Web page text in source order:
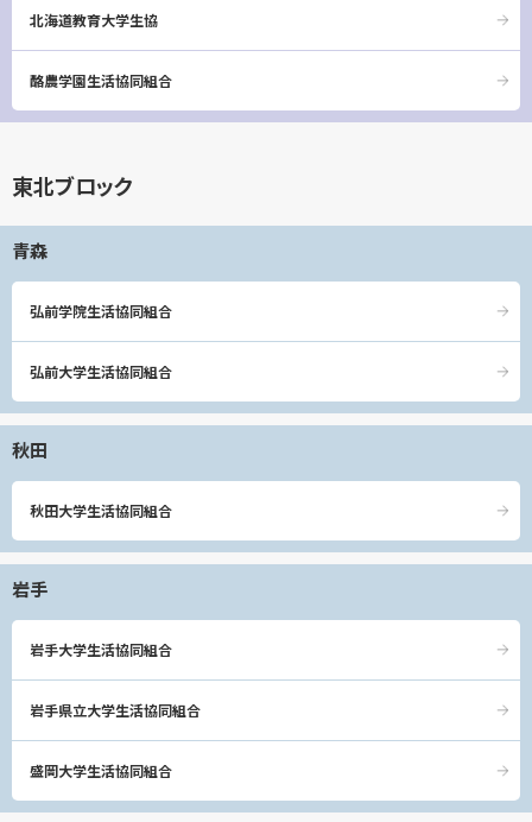
北海道教育大学生協
酪農学園生活協同組合
東北ブロック
青森
弘前学院生活協同組合
弘前大学生活協同組合
秋田
秋田大学生活協同組合
岩手
岩手大学生活協同組合
岩手県立大学生活協同組合
盛岡大学生活協同組合